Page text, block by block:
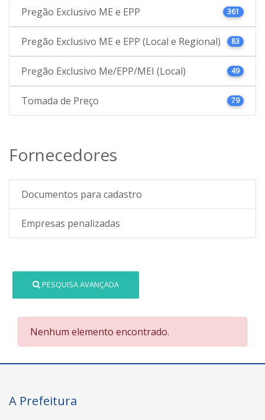
Pregão Exclusivo ME e EPP 361
Pregão Exclusivo ME e EPP (Local e Regional) 83
Pregão Exclusivo Me/EPP/MEI (Local) 49
Tomada de Preço 79
Fornecedores
Documentos para cadastro
Empresas penalizadas
PESQUISA AVANÇADA
Nenhum elemento encontrado.
A Prefeitura